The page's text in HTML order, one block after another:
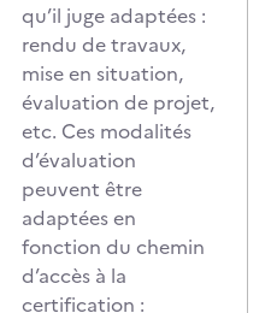
qu’il juge adaptées :
rendu de travaux,
mise en situation,
évaluation de projet,
etc. Ces modalités
d’évaluation
peuvent être
adaptées en
fonction du chemin
d’accès à la
certification :